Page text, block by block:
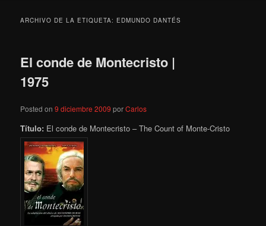
ARCHIVO DE LA ETIQUETA: EDMUNDO DANTÉS
El conde de Montecristo |
1975
Posted on9 diciembre 2009 porCarlos
Título: El conde de Montecristo – The Count of Monte-Cristo